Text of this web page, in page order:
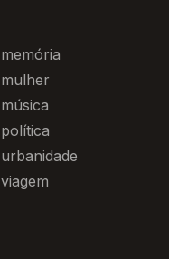
memória
mulher
música
política
urbanidade
viagem